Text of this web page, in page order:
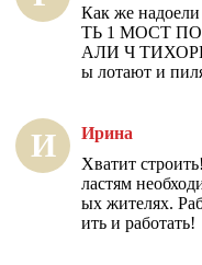
Как же
ТЬ 1 МОСТ
АЛИ Ч
ы лотают и
И Ирина
Хватит
ластям
ых жителях.
ить и работать!